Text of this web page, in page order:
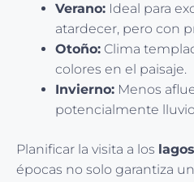
Verano: Ideal para
atardecer, pero con
Otoño: Clima
colores en el paisaje.
Invierno: Menos
potencialmente
Planificar la visita a los
épocas no solo garantiza